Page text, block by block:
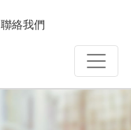
聯絡我們